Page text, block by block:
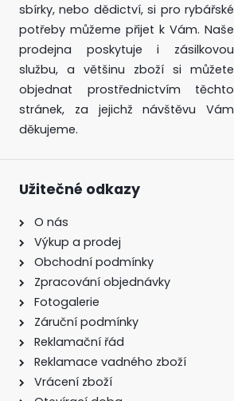
sbírky, nebo dědictví, si pro rybářské
potřeby můžeme přijet k Vám. Naše
prodejna poskytuje i zásilkovou
službu, a většinu zboží si můžete
objednat prostřednictvím těchto
stránek, za jejichž návštěvu Vám
děkujeme.
Užitečné odkazy
O nás
Výkup a prodej
Obchodní podmínky
Zpracování objednávky
Fotogalerie
Záruční podmínky
Reklamační řád
Reklamace vadného zboží
Vrácení zboží